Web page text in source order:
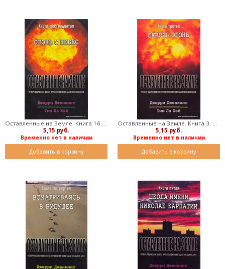
Оставленные на Земле. Книга 16. Огонь с небес (Мягкий)
5,15 руб.
Временно нет в наличии
Добавить в корзину
Оставленные на Земле. Книга 3. Сквозь огонь (Мягкий)
5,15 руб.
Временно нет в наличии
Добавить в корзину